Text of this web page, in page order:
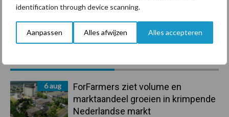
identification through device scanning.
Aanpassen Alles afwijzen Alles accepteren
Sidebar
6 aug
ForFarmers ziet volume en
marktaandeel groeien in krimpende
Nederlandse markt
Toon meer